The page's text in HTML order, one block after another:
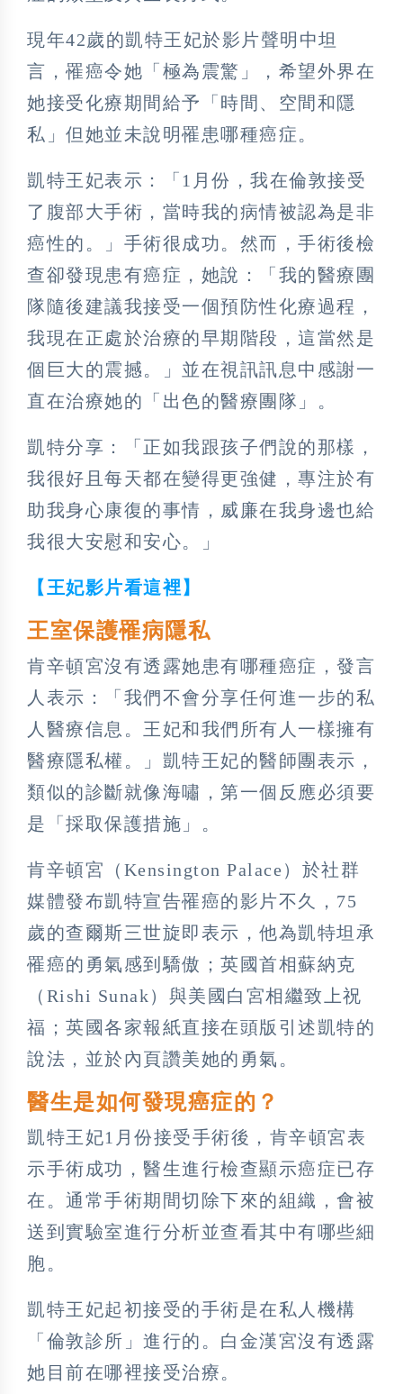
現年42歲的凱特王妃於影片聲明中坦
言，罹癌令她「極為震驚」，希望外界在
她接受化療期間給予「時間、空間和隱
私」但她並未說明罹患哪種癌症。
凱特王妃表示：「1月份，我在倫敦接受
了腹部大手術，當時我的病情被認為是非
癌性的。」手術很成功。然而，手術後檢
查卻發現患有癌症，她說：「我的醫療團
隊隨後建議我接受一個預防性化療過程，
我現在正處於治療的早期階段，這當然是
個巨大的震撼。」並在視訊訊息中感謝一
直在治療她的「出色的醫療團隊」。
凱特分享：「正如我跟孩子們說的那樣，
我很好且每天都在變得更強健，專注於有
助我身心康復的事情，威廉在我身邊也給
我很大安慰和安心。」
【王妃影片看這裡】
王室保護罹病隱私
肯辛頓宮沒有透露她患有哪種癌症，發言
人表示：「我們不會分享任何進一步的私
人醫療信息。王妃和我們所有人一樣擁有
醫療隱私權。」凱特王妃的醫師團表示，
類似的診斷就像海嘯，第一個反應必須要
是「採取保護措施」。
肯辛頓宮（Kensington Palace）於社群
媒體發布凱特宣告罹癌的影片不久，75
歲的查爾斯三世旋即表示，他為凱特坦承
罹癌的勇氣感到驕傲；英國首相蘇納克
（Rishi Sunak）與美國白宮相繼致上祝
福；英國各家報紙直接在頭版引述凱特的
說法，並於內頁讚美她的勇氣。
醫生是如何發現癌症的？
凱特王妃1月份接受手術後，肯辛頓宮表
示手術成功，醫生進行檢查顯示癌症已存
在。通常手術期間切除下來的組織，會被
送到實驗室進行分析並查看其中有哪些細
胞。
凱特王妃起初接受的手術是在私人機構
「倫敦診所」進行的。白金漢宮沒有透露
她目前在哪裡接受治療。